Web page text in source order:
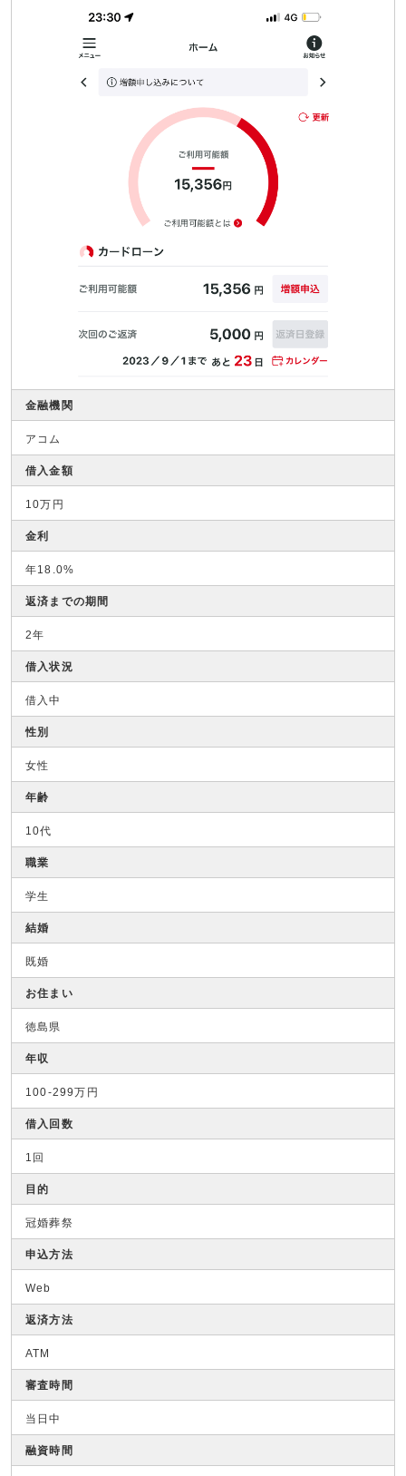
金融機関
アコム
借入金額
10万円
金利
年18.0%
返済までの期間
2年
借入状況
借入中
性別
女性
年齢
10代
職業
学生
結婚
既婚
お住まい
徳島県
年収
100-299万円
借入回数
1回
目的
冠婚葬祭
申込方法
Web
返済方法
ATM
審査時間
当日中
融資時間